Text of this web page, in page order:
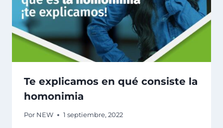
Te explicamos en qué consiste la
homonimia
Por NEW 1 septiembre, 2022